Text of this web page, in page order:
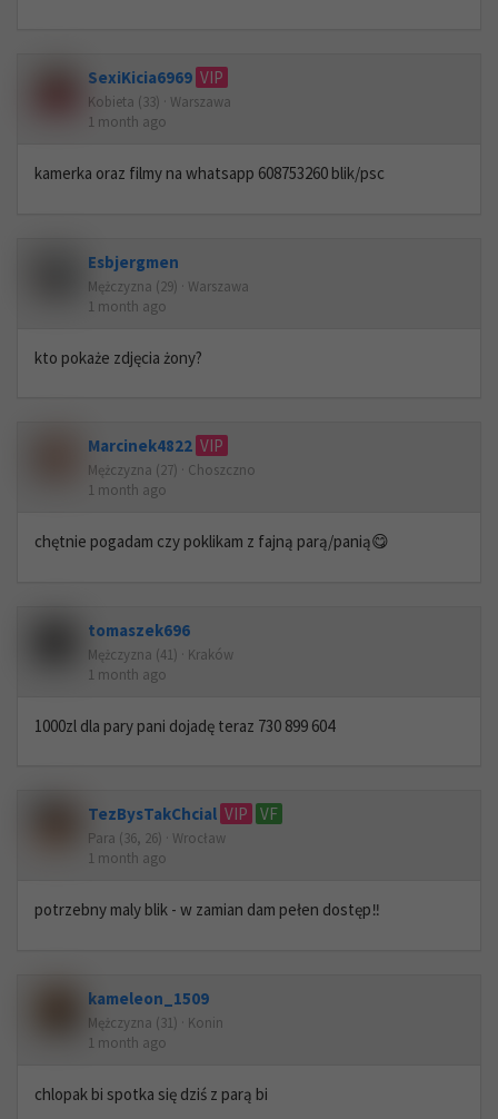
SexiKicia6969 VIP
Kobieta (33) · Warszawa
1 month ago
kamerka oraz filmy na whatsapp 608753260 blik/psc
Esbjergmen
Mężczyzna (29) · Warszawa
1 month ago
kto pokaże zdjęcia żony?
Marcinek4822 VIP
Mężczyzna (27) · Choszczno
1 month ago
chętnie pogadam czy poklikam z fajną parą/panią😋
tomaszek696
Mężczyzna (41) · Kraków
1 month ago
1000zl dla pary pani dojadę teraz 730 899 604
TezBysTakChcial VIP VF
Para (36, 26) · Wrocław
1 month ago
potrzebny maly blik - w zamian dam pełen dostęp‼️
kameleon_1509
Mężczyzna (31) · Konin
1 month ago
chlopak bi spotka się dziś z parą bi